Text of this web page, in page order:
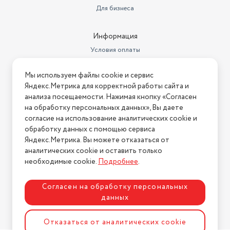
Количество каналов записи
1/1
циклическая, запись без
разрывов
Подключение к компьютеру по
есть
Матрица
3.50 млн пикс.
Длительность ролика
2 мин, 3 мин, 5 мин
Поддержка HDR
1080p
Формат записи/видеокодек
MOV / H.264
Процессор
Novatek NTK96650
Ночной режим
есть, ИК-подсветка
Для бизнеса
Информация
Условия оплаты
Условия возврата
Нашли ошибку на сайте? Напишите нам
2026 © Интернет-магазин "АстМаркет". У нас есть всё!
Политика конфиденциальности
Разработка сайтаASTDESIGN
Мы используем файлы cookie и сервис
Яндекс.Метрика для корректной работы сайта и
анализа посещаемости. Нажимая кнопку «Согласен
на обработку персональных данных», Вы даете
согласие на использование аналитических cookie и
обработку данных с помощью сервиса
Яндекс.Метрика. Вы можете отказаться от
аналитических cookie и оставить только
необходимые cookie.Подробнее.
Согласен на обработку персональных
данных
Отказаться от аналитических cookie